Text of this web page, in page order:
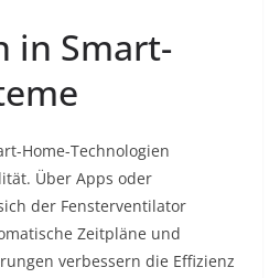
in Smart-
Home-Technologien
Über Apps oder
der Fensterventilator
Zeitpläne und
verbessern die Effizienz